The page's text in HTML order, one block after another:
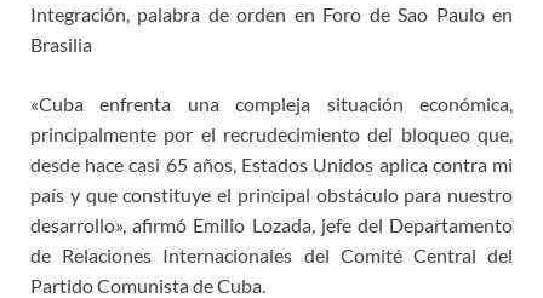
Integración, palabra de orden en Foro de Sao Paulo en
Brasilia
«Cuba enfrenta una compleja situación económica,
principalmente por el recrudecimiento del bloqueo que,
desde hace casi 65 años, Estados Unidos aplica contra mi
país y que constituye el principal obstáculo para nuestro
desarrollo», afirmó Emilio Lozada, jefe del Departamento
de Relaciones Internacionales del Comité Central del
Partido Comunista de Cuba.